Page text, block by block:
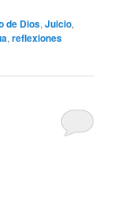
de Dios,Juicio,
,reflexiones